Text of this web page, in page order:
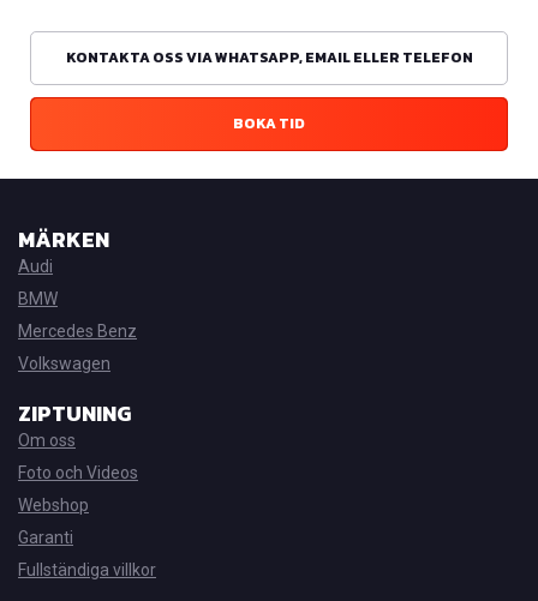
KONTAKTA OSS VIA WHATSAPP, EMAIL ELLER TELEFON
BOKA TID
MÄRKEN
Audi
BMW
Mercedes Benz
Volkswagen
ZIPTUNING
Om oss
Foto och Videos
Webshop
Garanti
Fullständiga villkor